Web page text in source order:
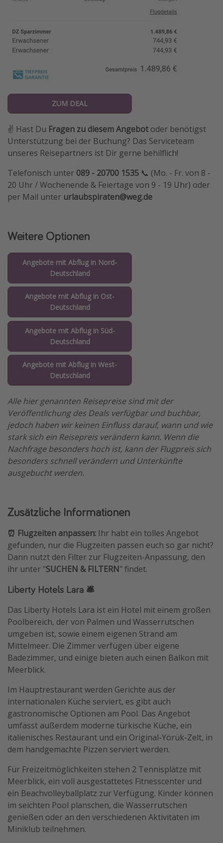
ZUM DEAL
✌️ Hast Du Fragen zu diesem Angebotoder benötigst
Unterstützung bei der Buchung? Das Serviceteam
unseres Reisepartners ist Dir gerne behilflich!
Telefonisch unter 089 - 20700 1535 📞 (Mo. - Fr. von 8 -
20 Uhr / Wochenende & Feiertage von 9 - 19 Uhr) oder
per Mail unter urlaubspiraten@weg.de
Weitere Optionen
Angebote mit Abflug in Nord-
Deutschland
Angebote mit Abflug in Ost-
Deutschland
Angebote mit Abflug in Süd-
Deutschland
Angebote mit Abflug in West-
Deutschland
Alle hier genannten Reisepreise sind mit der
Veröffentlichung des Deals verfügbar und buchbar,
jedoch haben wir keinen Einfluss darauf, wann und wie
stark sich ein Reisepreis verändern kann. Wenn die
Nachfrage besonders hoch ist, kann der Flugpreis sich
besonders schnell verändern und Unterkünfte
ausgebucht werden.
Zusätzliche Informationen
⏰ Flugzeiten anpassen: Ihr habt ein tolles Angebot
gefunden, nur die Flugzeiten passen euch so gar nicht?
Dann nutzt den Filter zur Flugzeiten-Anpassung, den
ihr unter "SUCHEN & FILTERN" findet.
Liberty Hotels Lara 🛎️
Das Liberty Hotels Lara ist ein Hotel mit einem großen
Poolbereich, der von Palmen und Wasserrutschen
umgeben ist, sowie einem eigenen Strand am
Mittelmeer. Die Zimmer verfügen über eigene
Badezimmer, und einige bieten auch einen Balkon mit
Meerblick.
Im Hauptrestaurant werden Gerichte aus der
internationalen Küche serviert, es gibt auch
gastronomische Optionen am Pool. Das Angebot
umfasst außerdem moderne türkische Küche, ein
italienisches Restaurant und ein Original-Yörük-Zelt, in
dem handgemachte Pizzen serviert werden.
Für Freizeitmöglichkeiten stehen 2 Tennisplätze mit
Meerblick, ein voll ausgestattetes Fitnesscenter und
ein Beachvolleyballplatz zur Verfügung. Kinder können
im seichten Pool planschen, die Wasserrutschen
genießen oder an den verschiedenen Aktivitäten im
Miniklub teilnehmen.